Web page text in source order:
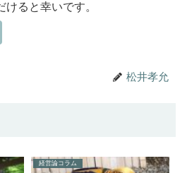
ると幸いです。
松井孝允
経営論コラム